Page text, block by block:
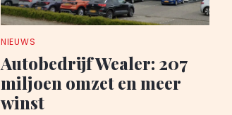
NIEUWS
Autobedrijf Wealer: 207
miljoen omzet en meer
winst